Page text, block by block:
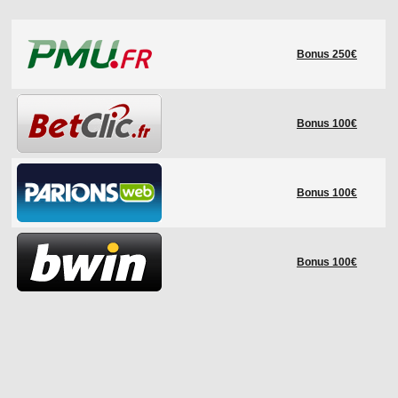
LES STADES
HISTORIQUE
COUPE DES CONFÉDÉRATIONS
Bonus 250€
Bonus 100€
Bonus 100€
Bonus 100€